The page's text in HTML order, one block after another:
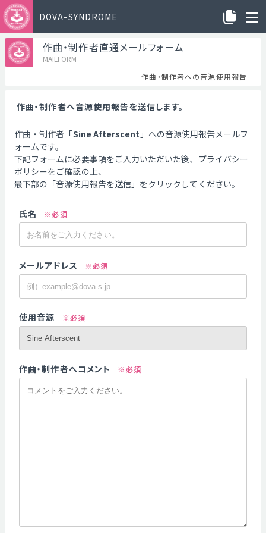
DOVA-SYNDROME
作曲・制作者直通メールフォーム
MAILFORM
作曲・制作者への音源使用報告
作曲・制作者へ音源使用報告を送信します。
作曲・制作者「Sine Afterscent 」への音源使用報告メールフ
ォームです。
下記フォームに必要事項をご入力いただいた後、プライバシー
ポリシーをご確認の上、
最下部の「音源使用報告を送信」をクリックしてください。
氏名 ※必須
メールアドレス ※必須
使用音源 ※必須
作曲・制作者へコメント ※必須